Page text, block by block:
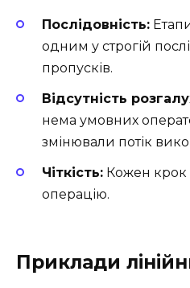
Послідовність:
одним у строгій
пропусків.
Відсутність
нема умовних
змінювали потік
Чіткість: Кожен крок
операцію.
Приклади